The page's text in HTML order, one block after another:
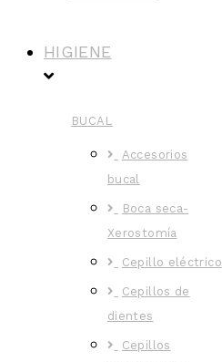
HIGIENE
BUCAL
Accesorios
bucal
Boca seca-
Xerostomía
Cepillo eléctrico
Cepillos de
dientes
Cepillos